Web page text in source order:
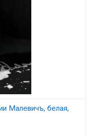
Малевичъ, белая,